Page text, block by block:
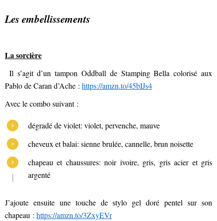
Les embellissements
La sorcière
Il s’agit d’un tampon Oddball de Stamping Bella colorisé aux
Pablo de Caran d’Ache : https://amzn.to/45bIJs4
Avec le combo suivant :
dégradé de violet: violet, pervenche, mauve
cheveux et balai: sienne brulée, cannelle, brun noisette
chapeau et chaussures: noir ivoire, gris, gris acier et gris
argenté
J’ajoute ensuite une touche de stylo gel doré pentel sur son
chapeau : https://amzn.to/3ZxyEVr